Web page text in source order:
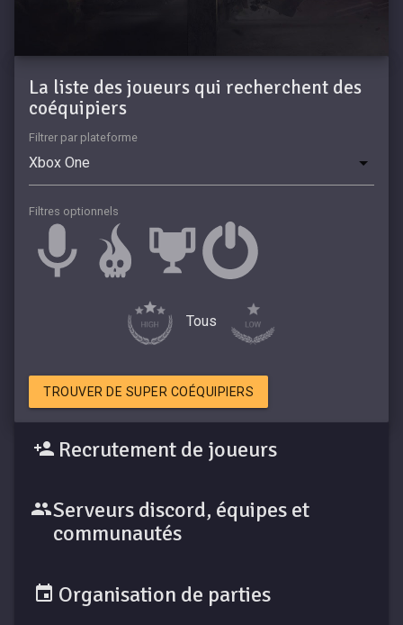
La liste des joueurs qui recherchent des
coéquipiers
Filtrer par plateforme
Filtres optionnels
Tous
TROUVER DE SUPER COÉQUIPIERS
Recrutement de joueurs
Serveurs discord, équipes et
communautés
Organisation de parties